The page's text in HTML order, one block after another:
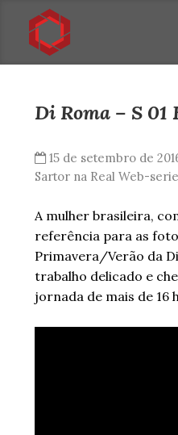
Di Roma – S 01
15 de setembro de
Sartor na Real Web-serie
A mulher brasileira,
referência para as
Primavera/Verão da
trabalho delicado e
jornada de mais de 16